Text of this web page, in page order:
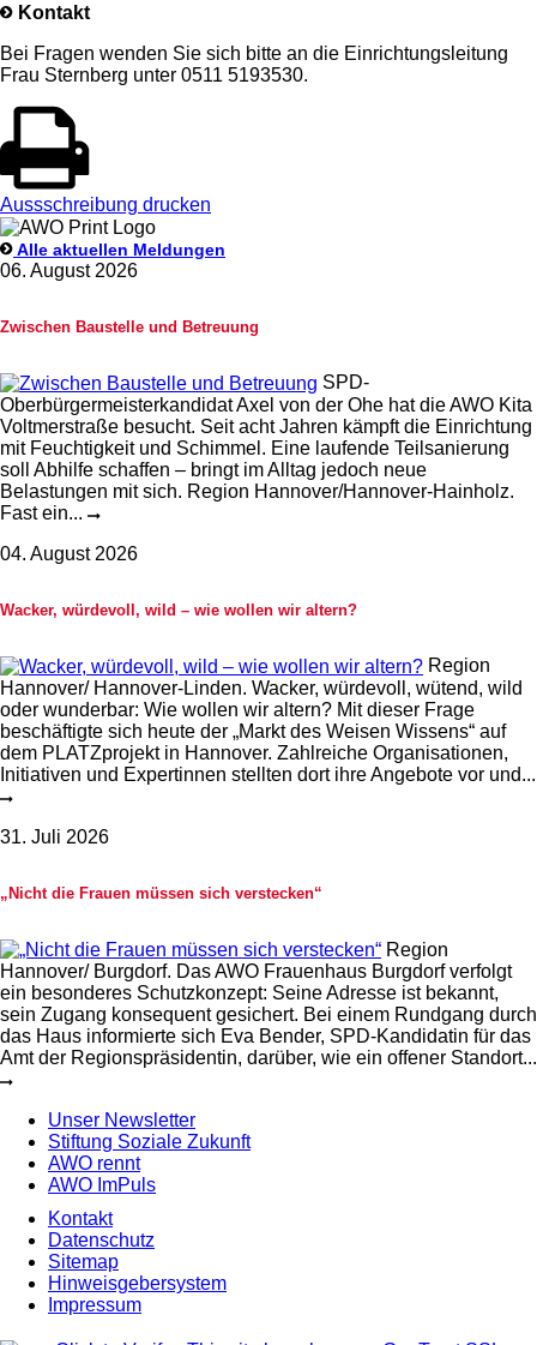
Kontakt
Bei Fragen wenden Sie sich bitte an die Einrichtungsleitung
Frau Sternberg unter 0511 5193530.
Aussschreibung drucken
Alle aktuellen Meldungen
06. August 2026
Zwischen Baustelle und Betreuung
SPD-
Oberbürgermeisterkandidat Axel von der Ohe hat die AWO Kita
Voltmerstraße besucht. Seit acht Jahren kämpft die Einrichtung
mit Feuchtigkeit und Schimmel. Eine laufende Teilsanierung
soll Abhilfe schaffen – bringt im Alltag jedoch neue
Belastungen mit sich. Region Hannover/Hannover-Hainholz.
Fast ein...
04. August 2026
Wacker, würdevoll, wild – wie wollen wir altern?
Region
Hannover/ Hannover-Linden. Wacker, würdevoll, wütend, wild
oder wunderbar: Wie wollen wir altern? Mit dieser Frage
beschäftigte sich heute der „Markt des Weisen Wissens“ auf
dem PLATZprojekt in Hannover. Zahlreiche Organisationen,
Initiativen und Expertinnen stellten dort ihre Angebote vor und...
31. Juli 2026
„Nicht die Frauen müssen sich verstecken“
Region
Hannover/ Burgdorf. Das AWO Frauenhaus Burgdorf verfolgt
ein besonderes Schutzkonzept: Seine Adresse ist bekannt,
sein Zugang konsequent gesichert. Bei einem Rundgang durch
das Haus informierte sich Eva Bender, SPD-Kandidatin für das
Amt der Regionspräsidentin, darüber, wie ein offener Standort...
Unser Newsletter
Stiftung Soziale Zukunft
AWO rennt
AWO ImPuls
Kontakt
Datenschutz
Sitemap
Hinweisgebersystem
Impressum